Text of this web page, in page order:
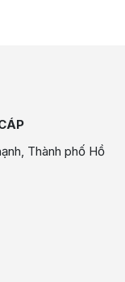
Thành phố Hồ